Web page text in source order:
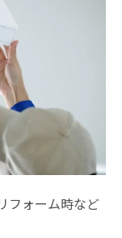
フォーム時など